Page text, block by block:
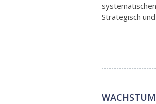
Strategisch